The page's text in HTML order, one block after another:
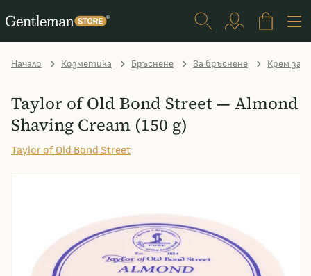
Начало Козметика Бръснене За бръснене Крем за
Taylor of Old Bond Street — Almond
Shaving Cream (150 g)
Taylor of Old Bond Street